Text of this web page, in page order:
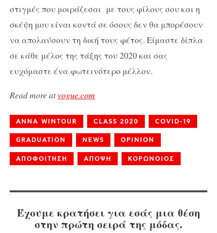
στιγμές που μοιράζεσαι με τους φίλους σου και η
σκέψη μου είναι κοντά σε όσους δεν θα μπορέσουν
να απολαύσουν τη δική τους φέτος. Είμαστε δίπλα
σε κάθε μέλος της τάξης του 2020 και σας
ευχόμαστε ένα φωτεινότερο μέλλον.
Read more atvogue.com
ANNA WINTOUR CLASS 2020 COVID-19
GRADUATION NEWS OPINION
ΑΠΟΦΟΙΤΗΣΗ ΑΠΟΨΗ ΚΟΡΩΝΟΙΟΣ
Έχουμε κρατήσει για εσάς μια θέση
στην πρώτη σειρά της μόδας.